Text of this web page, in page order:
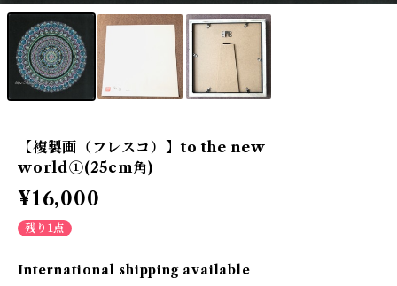
【複製画（フレスコ）】to the new
world①(25cm角)
¥16,000
残り1点
International shipping available